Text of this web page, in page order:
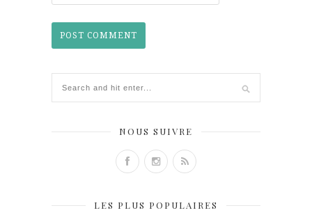
NOUS SUIVRE
LES PLUS POPULAIRES